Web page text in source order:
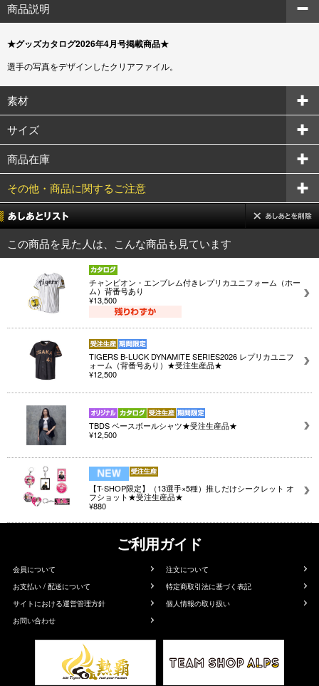
商品説明
★グッズカタログ2026年4月号掲載商品★
選手の写真をデザインしたクリアファイル。
素材
サイズ
商品在庫
その他・商品に関するご注意
この商品を見た人は、こんな商品も見ています
チャンピオン・エンブレム付きレプリカユニフォーム（ホー
ム）背番号あり
¥13,500
TIGERS B-LUCK DYNAMITE SERIES2026 レプリカユニフ
ォーム（背番号あり）★受注生産品★
¥12,500
TBDS ベースボールシャツ★受注生産品★
¥12,500
【T-SHOP限定】（13選手×5種）推しだけシークレット オ
フショット★受注生産品★
¥880
ご利用ガイド
会員について
注文について
お支払い / 配送について
特定商取引法に基づく表記
サイトにおける運営管理方針
個人情報の取り扱い
お問い合わせ